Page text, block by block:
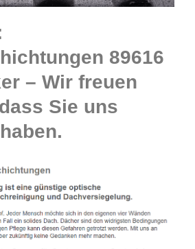
89616
– Wir freuen
Sie uns